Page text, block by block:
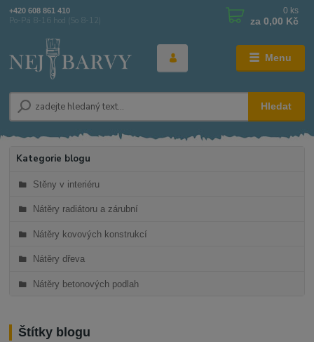
Menu
Hledat
+420 608 861 410
Po-Pá 8-16 hod (So 8-12)
0 ks
za 0,00 Kč
Kategorie blogu
Stěny v interiéru
Nátěry radiátoru a zárubní
Nátěry kovových konstrukcí
Nátěry dřeva
Nátěry betonových podlah
Štítky blogu